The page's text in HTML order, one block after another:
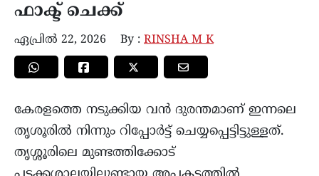
ഫാക്ട് ചെക്ക്
ഏപ്രിൽ 22, 2026 By : RINSHA M K
കേരളത്തെ നടുക്കിയ വൻ ദുരന്തമാണ് ഇന്നലെ
തൃശൂരിൽ നിന്നും റിപ്പോർട്ട് ചെയ്യപ്പെട്ടിട്ടുള്ളത്.
തൃശ്ശൂരിലെ മുണ്ടത്തിക്കോട്